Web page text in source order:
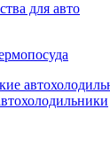
для авто